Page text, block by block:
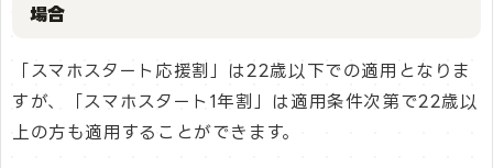
場合
「スマホスタート応援割」は22歳以下での適用となりま
すが、「スマホスタート1年割」は適用条件次第で22歳以
上の方も適用することができます。